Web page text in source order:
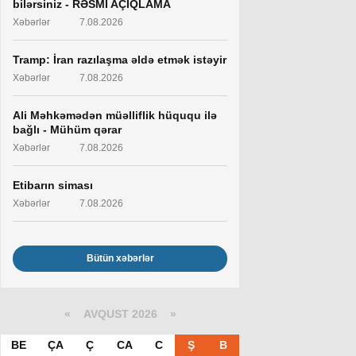
bilərsiniz - RƏSMİ AÇIQLAMA
Xəbərlər 7.08.2026
Tramp: İran razılaşma əldə etmək istəyir
Xəbərlər 7.08.2026
Ali Məhkəmədən müəlliflik hüququ ilə
bağlı - Mühüm qərar
Xəbərlər 7.08.2026
Etibarın siması
Xəbərlər 7.08.2026
Bütün xəbərlər
« AVQUST 2026 »
BE ÇA Ç CA C Ş B